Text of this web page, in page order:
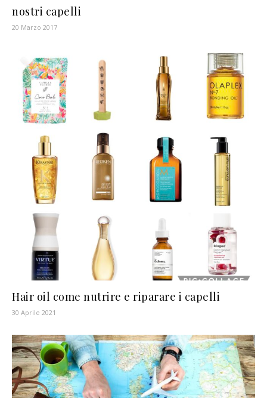
nostri capelli
20 Marzo 2017
Hair oil come nutrire e riparare i capelli
30 Aprile 2021